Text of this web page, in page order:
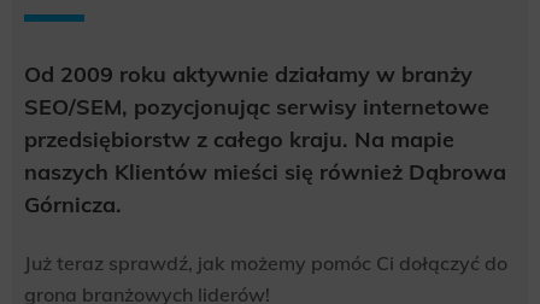
Od 2009 roku aktywnie działamy w branży
SEO/SEM, pozycjonując serwisy internetowe
przedsiębiorstw z całego kraju. Na mapie
naszych Klientów mieści się również Dąbrowa
Górnicza.
Już teraz sprawdź, jak możemy pomóc Ci dołączyć do
grona branżowych liderów!